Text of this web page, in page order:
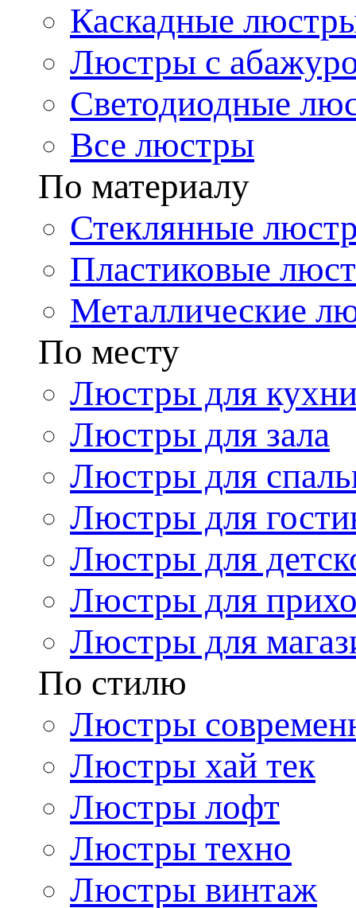
Каскадные
Люстры с
Светодиодные
Все люстры
По материалу
Стеклянные
Пластиковые
Металлические
По месту
Люстры для
Люстры для зала
Люстры для
Люстры для
Люстры для
Люстры для
Люстры для
По стилю
Люстры
Люстры хай тек
Люстры лофт
Люстры техно
Люстры винтаж